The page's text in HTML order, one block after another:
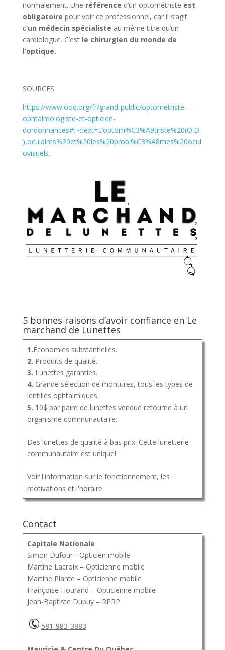
normalement. Une référence d’un optométriste est
obligatoire pour voir ce professionnel, car il s’agit
d’un médecin spécialiste au même titre qu’un
cardiologue. C’est le chirurgien du monde de
l’optique.
SOURCES
https://www.ooq.org/fr/grand-public/optometriste-
ophtalmologiste-et-opticien-
dordonnances#:~:text=L’optom%C3%A9triste%20(O.D.
),oculaires%20et%20les%20probl%C3%A8mes%20ocul
ovisuels.
5 bonnes raisons d’avoir confiance en Le
marchand de Lunettes
1.Économies substantielles.
2. Produits de qualité.
3. Lunettes garanties.
4. Grande sélection de montures, tous les types de
lentilles ophtalmiques.
5. 10$ par paire de lunettes vendue retourne à un
organisme communautaire.
Des lunettes de qualité à bas prix. Cette lunetterie
communautaire est unique!
Voir l'information sur le fonctionnement, les
motivations et l'horaire
Contact
Capitale Nationale
Simon Dufour - Opticien mobile
Martine Lacroix – Opticienne mobile
Martine Plante – Opticienne mobile
Françoise Hourand – Opticienne mobile
Jean-Baptiste Dupuy – RPRP
581-983-3883